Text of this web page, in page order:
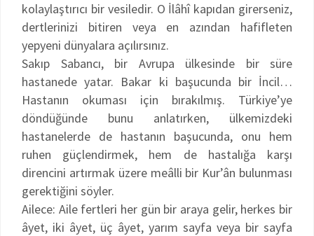
kolaylaştırıcı bir vesiledir. O İlâhî kapıdan girerseniz,
dertlerinizi bitiren veya en azından hafifleten
yepyeni dünyalara açılırsınız.
Sakıp Sabancı, bir Avrupa ülkesinde bir süre
hastanede yatar. Bakar ki başucunda bir İncil…
Hastanın okuması için bırakılmış. Türkiye’ye
döndüğünde bunu anlatırken, ülkemizdeki
hastanelerde de hastanın başucunda, onu hem
ruhen güçlendirmek, hem de hastalığa karşı
direncini artırmak üzere meâlli bir Kur’ân bulunması
gerektiğini söyler.
Ailece: Aile fertleri her gün bir araya gelir, herkes bir
âyet, iki âyet, üç âyet, yarım sayfa veya bir sayfa